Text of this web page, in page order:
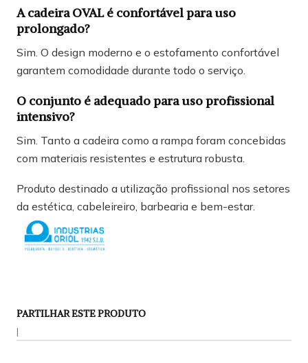
A cadeira OVAL é confortável para uso
prolongado?
Sim. O design moderno e o estofamento confortável
garantem comodidade durante todo o serviço.
O conjunto é adequado para uso profissional
intensivo?
Sim. Tanto a cadeira como a rampa foram concebidas
com materiais resistentes e estrutura robusta.
Produto destinado a utilização profissional nos setores
da estética, cabeleireiro, barbearia e bem-estar.
PARTILHAR ESTE PRODUTO
|